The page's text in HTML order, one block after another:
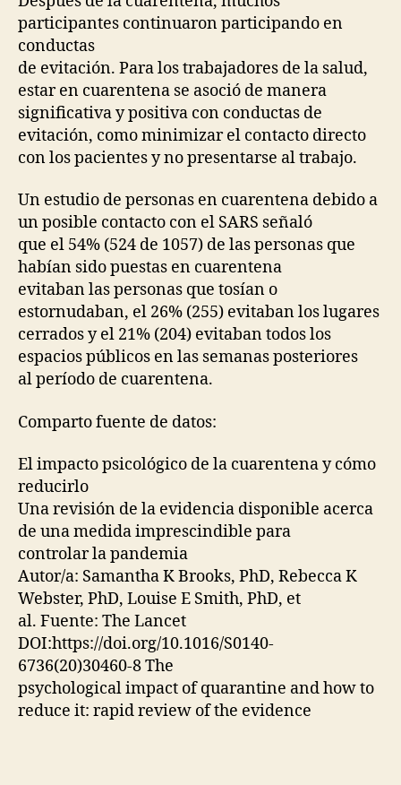
participantes continuaron participando en
conductas
de evitación. Para los trabajadores de la salud,
estar en cuarentena se asoció de manera
significativa y positiva con conductas de
evitación, como minimizar el contacto directo
con los pacientes y no presentarse al trabajo.
Un estudio de personas en cuarentena debido a
un posible contacto con el SARS señaló
que el 54% (524 de 1057) de las personas que
habían sido puestas en cuarentena
evitaban las personas que tosían o
estornudaban, el 26% (255) evitaban los lugares
cerrados y el 21% (204) evitaban todos los
espacios públicos en las semanas posteriores
al período de cuarentena.
Comparto fuente de datos:
El impacto psicológico de la cuarentena y cómo
reducirlo
Una revisión de la evidencia disponible acerca
de una medida imprescindible para
controlar la pandemia
Autor/a: Samantha K Brooks, PhD, Rebecca K
Webster, PhD, Louise E Smith, PhD, et
al. Fuente: The Lancet
DOI:https://doi.org/10.1016/S0140-
6736(20)30460-8 The
psychological impact of quarantine and how to
reduce it: rapid review of the evidence